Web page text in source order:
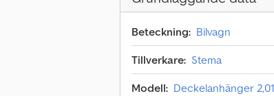
Beteckning: Bilvagn
Tillverkare: Stema
Modell: Deckelanhänger